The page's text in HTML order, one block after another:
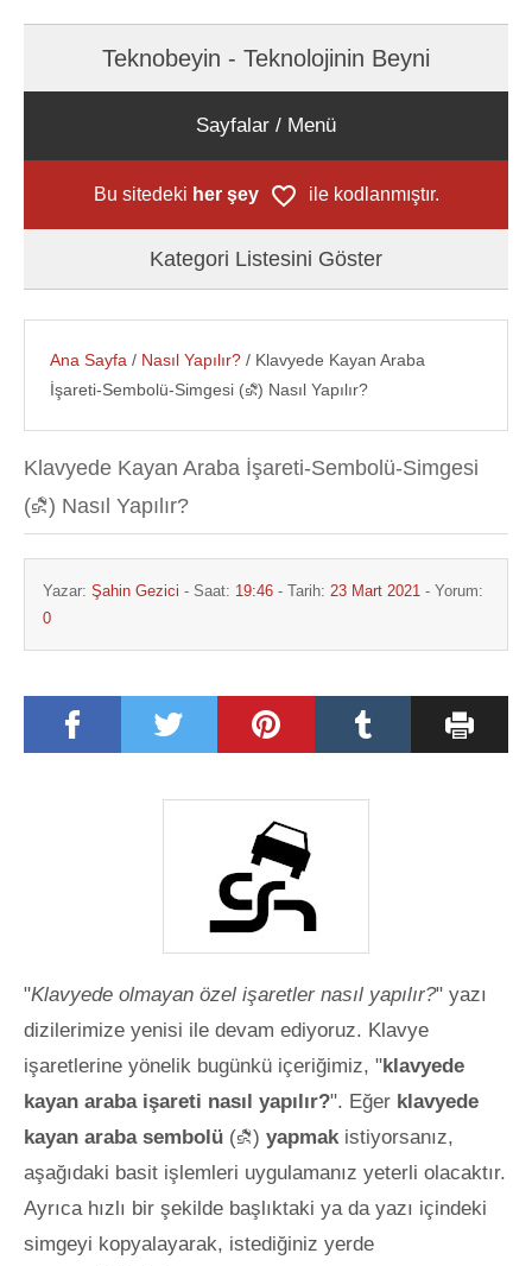
Teknobeyin - Teknolojinin Beyni
Sayfalar / Menü
Bu sitedeki her şey ile kodlanmıştır.
Kategori Listesini Göster
Ana Sayfa / Nasıl Yapılır? / Klavyede Kayan Araba
İşareti-Sembolü-Simgesi (⛐) Nasıl Yapılır?
Klavyede Kayan Araba İşareti-Sembolü-Simgesi
(⛐) Nasıl Yapılır?
Yazar: Şahin Gezici - Saat: 19:46 - Tarih: 23 Mart 2021 - Yorum:
0
"Klavyede olmayan özel işaretler nasıl yapılır?" yazı
dizilerimize yenisi ile devam ediyoruz. Klavye
işaretlerine yönelik bugünkü içeriğimiz, "klavyede
kayan araba işareti nasıl yapılır?". Eğer klavyede
kayan araba sembolü (⛐) yapmakistiyorsanız,
aşağıdaki basit işlemleri uygulamanız yeterli olacaktır.
Ayrıca hızlı bir şekilde başlıktaki ya da yazı içindeki
simgeyi kopyalayarak, istediğiniz yerde